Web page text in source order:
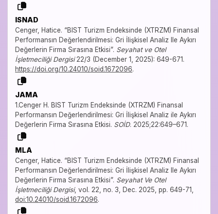
ISNAD
Cenger, Hatice. “BIST Turizm Endeksinde (XTRZM) Finansal
Performansın Değerlendirilmesi: Gri İlişkisel Analiz Ile Aykırı
Değerlerin Firma Sırasına Etkisi”. Seyahat ve Otel
İşletmeciliği Dergisi22/3 (December 1, 2025): 649-671.
https://doi.org/10.24010/soid.1672096.
JAMA
1.Cenger H. BIST Turizm Endeksinde (XTRZM) Finansal
Performansın Değerlendirilmesi: Gri İlişkisel Analiz ile Aykırı
Değerlerin Firma Sırasına Etkisi. SOİD. 2025;22:649–671.
MLA
Cenger, Hatice. “BIST Turizm Endeksinde (XTRZM) Finansal
Performansın Değerlendirilmesi: Gri İlişkisel Analiz Ile Aykırı
Değerlerin Firma Sırasına Etkisi”. Seyahat Ve Otel
İşletmeciliği Dergisi, vol. 22, no. 3, Dec. 2025, pp. 649-71,
doi:10.24010/soid.1672096.